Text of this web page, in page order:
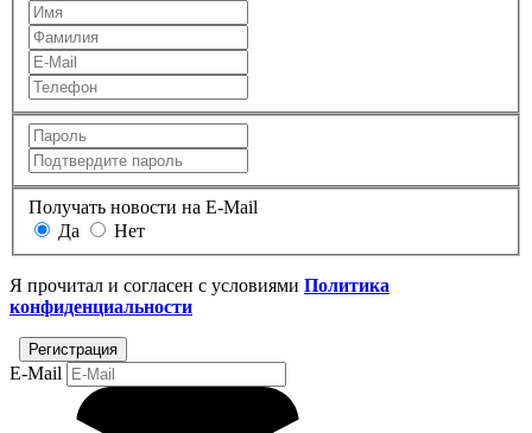
Получать новости на E-Mail
Да
Нет
Я прочитал и согласен с условиями Политика
конфиденциальности
E-Mail